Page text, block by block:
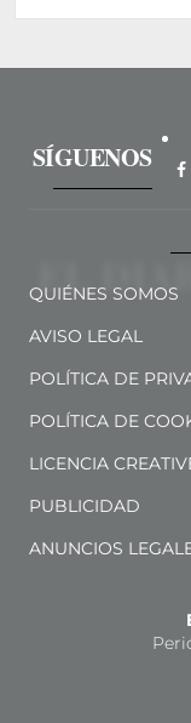
SÍGUENOS
QUIÉNES SOMOS
AVISO LEGAL
POLÍTICA DE
POLÍTICA DE
LICENCIA
PUBLICIDAD
ANUNCIOS